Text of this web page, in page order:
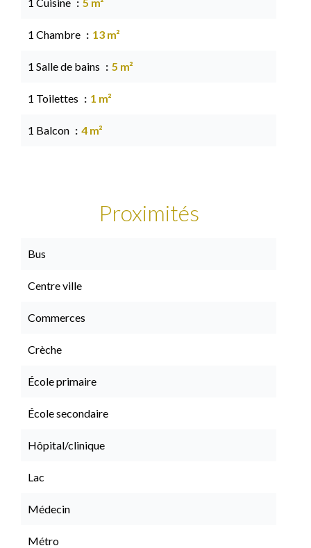
1 Chambre 13 m²
1 Salle de bains 5 m²
1 Toilettes 1 m²
1 Balcon 4 m²
Proximités
Bus
Centre ville
Commerces
Crèche
École primaire
École secondaire
Hôpital/clinique
Lac
Médecin
Métro